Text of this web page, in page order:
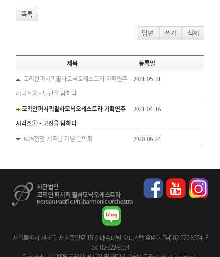
목록
답변 쓰기 삭제
제목
등록일
코리안퍼시픽필하모닉오케스트라 기획연주
시리즈② - 낭만을 탐하다
2021-05-31
코리안퍼시픽필하모닉오케스트라 기획연주
시리즈① - 고전을 탐하다
2021-04-16
6.25전쟁 70주년 기념 음악회 2020-06-24
서울특별시 서초구 서초중앙로 15 현대슈퍼빌 오피스텔 604호 Tel) 02-522-8054 F
ax) 02-522-8054